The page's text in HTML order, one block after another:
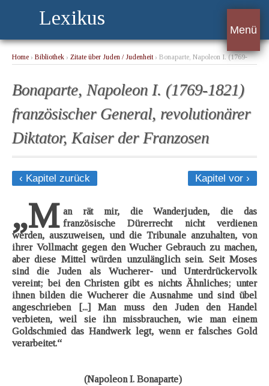
Lexikus
Menü
Home › Bibliothek › Zitate über Juden / Judenheit› Bonaparte, Napoleon I. (1769-
Bonaparte, Napoleon I. (1769-1821)
französischer General, revolutionärer
Diktator, Kaiser der Franzosen
‹ Kapitel zurück Kapitel vor ›
„M an rät mir, die Wanderjuden, die das
französische Dürerrecht nicht verdienen
werden, auszuweisen, und die Tribunale anzuhalten, von
ihrer Vollmacht gegen den Wucher Gebrauch zu machen,
aber diese Mittel würden unzulänglich sein. Seit Moses
sind die Juden als Wucherer- und Unterdrückervolk
vereint; bei den Christen gibt es nichts Ähnliches; unter
ihnen bilden die Wucherer die Ausnahme und sind übel
angeschrieben [...] Man muss den Juden den Handel
verbieten, weil sie ihn missbrauchen, wie man einem
Goldschmied das Handwerk legt, wenn er falsches Gold
verarbeitet.“
(Napoleon I. Bonaparte)